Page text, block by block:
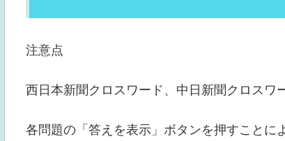
注意点
西日本新聞クロスワード、中日新聞クロスワ
各問題の「答えを表示」ボタンを押すことに